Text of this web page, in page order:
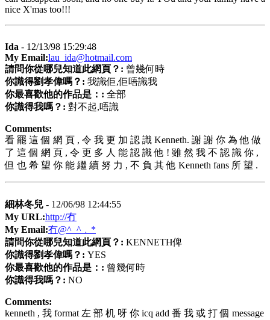
nice X'mas too!!!
Ida - 12/13/98 15:29:48
My Email:lau_ida@hotmail.com
請問你從哪兒知道此網頁？: 曾幾何時
你識得劉孝偉嗎？: 我識佢,佢唔識我
你最喜歡他的作品是：: 全部
你識得我嗎？: 對不起,唔識
Comments:
看 罷 這 個 網 頁 , 令 我 更 加 認 識 Kenneth. 謝 謝 你 為 他 做
了 這 個 網 頁 , 令 更 多 人 能 認 識 他 ! 雖 然 我 不 認 識 你 ,
但 也 希 望 你 能 繼 續 努 力 , 不 負 其 他 Kenneth fans 所 望 .
細林冬兒 - 12/06/98 12:44:55
My URL:http://冇
My Email:冇@^_^﹒*
請問你從哪兒知道此網頁？: KENNETH俾
你識得劉孝偉嗎？: YES
你最喜歡他的作品是：: 曾幾何時
你識得我嗎？: NO
Comments:
kenneth , 我 format 左 部 机 呀 你 icq add 番 我 或 打 個 message